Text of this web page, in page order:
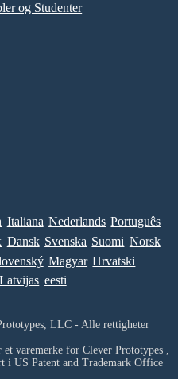
og Studenter
Italiana Nederlands Português
Dansk Svenska Suomi Norsk
Magyar Hrvatski
Latvijas eesti
LLC - Alle rettigheter
et varemerke for Clever Prototypes ,
i US Patent and Trademark Office